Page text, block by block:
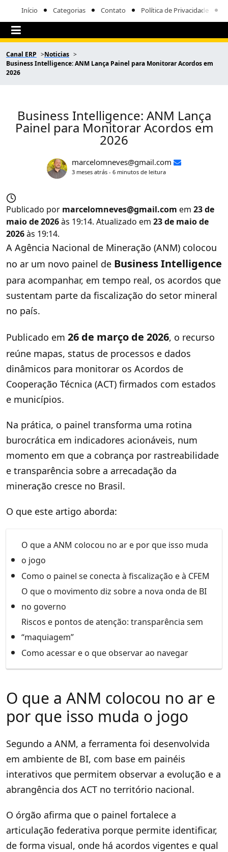
Início Categorias Contato Política de Privacidade
Canal ERP
Noticias
Business Intelligence: ANM Lança Painel para Monitorar Acordos em
2026
Business Intelligence: ANM Lança
Painel para Monitorar Acordos em
2026
marcelomneves@gmail.com
3 meses atrás - 6 minutos de leitura
Publicado por marcelomneves@gmail.com em 23 de
maio de 2026às 19:14. Atualizado em 23 de maio de
2026às 19:14.
A Agência Nacional de Mineração (ANM) colocou
no ar um novo painel de Business Intelligence
para acompanhar, em tempo real, os acordos que
sustentam parte da fiscalização do setor mineral
no país.
Publicado em 26 de março de 2026, o recurso
reúne mapas, status de processos e dados
dinâmicos para monitorar os Acordos de
Cooperação Técnica (ACT) firmados com estados
e municípios.
Na prática, o painel transforma uma rotina
burocrática em indicadores acionáveis, num
momento em que a cobrança por rastreabilidade
e transparência sobre a arrecadação da
mineração cresce no Brasil.
O que este artigo aborda:
O que a ANM colocou no ar e por que isso muda
o jogo
Como o painel se conecta à fiscalização e à CFEM
O que o movimento diz sobre a nova onda de BI
no governo
Riscos e pontos de atenção: transparência sem
“maquiagem”
Como acessar e o que observar ao navegar
O que a ANM colocou no ar e
por que isso muda o jogo
Segundo a ANM, a ferramenta foi desenvolvida
em ambiente de BI, com base em painéis
interativos que permitem observar a evolução e a
abrangência dos ACT no território nacional.
O órgão afirma que o painel fortalece a
articulação federativa porque permite identificar,
de forma visual, onde há acordos vigentes e qual